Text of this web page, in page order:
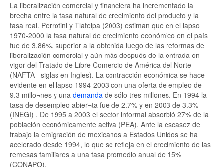
La liberalización comercial y financiera ha incrementado la
brecha entre la tasa natural de crecimiento del producto y la
tasa real. Perrotini y Tlatelpa (2003) estiman que en el lapso
1970-2000 la tasa natural de crecimiento económico en el país
fue de 3.86%, superior a la obtenida luego de las reformas de
liberalización comercial y aún más después de la entrada en
vigor del Tratado de Libre Comercio de América del Norte
(NAFTA –siglas en Ingles). La contracción económica se hace
evidente en el lapso 1994-2003 con una oferta de empleo de
9.3 millo¬nes y una demanda de sólo tres millones. En 1994 la
tasa de desempleo abier¬ta fue de 2.7% y en 2003 de 3.3%
(INEGI) . De 1995 a 2003 el sector informal absorbió 27% de la
población económicamente activa (PEA). Ante la escasez de
trabajo la emigración de mexicanos a Estados Unidos se ha
acelerado desde 1994, lo que se refleja en el crecimiento de las
remesas familiares a una tasa promedio anual de 15%
(CONAPO).